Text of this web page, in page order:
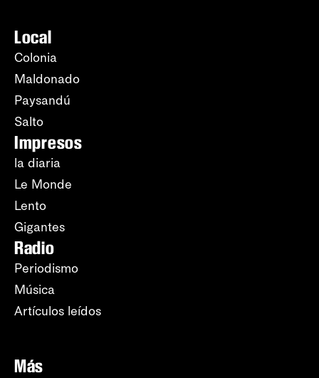
Local
Colonia
Maldonado
Paysandú
Salto
Impresos
la diaria
Le Monde
Lento
Gigantes
Radio
Periodismo
Música
Artículos leídos
Más